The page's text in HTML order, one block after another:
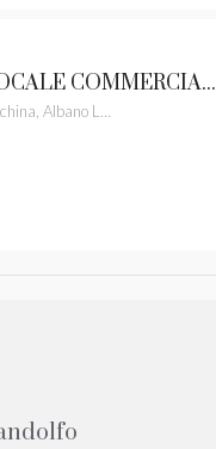
ALBANO LAZIALE LOCALE COMMERCIALE CASTELLI ROMANI RIF. 60